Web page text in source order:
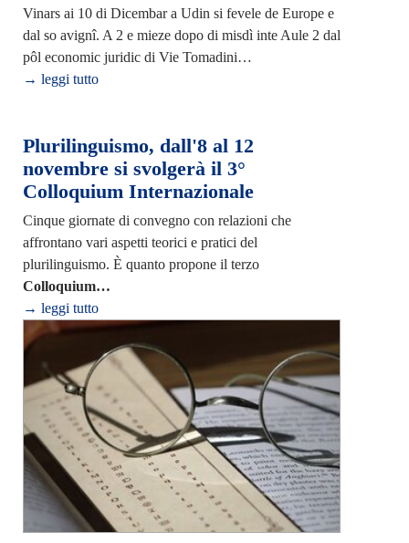
Vinars ai 10 di Dicembar a Udin si fevele de Europe e
dal so avignî. A 2 e mieze dopo di misdì inte Aule 2 dal
pôl economic juridic di Vie Tomadini…
→ leggi tutto
Plurilinguismo, dall'8 al 12
novembre si svolgerà il 3°
Colloquium Internazionale
Cinque giornate di convegno con relazioni che
affrontano vari aspetti teorici e pratici del
plurilinguismo. È quanto propone il terzo
Colloquium…
→ leggi tutto